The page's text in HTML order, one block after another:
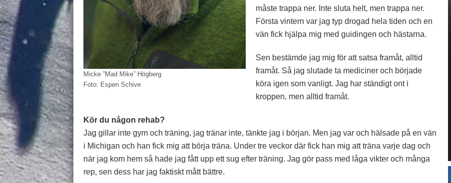
Micke ”Mad Mike” Högberg
Foto: Espen Schive
måste trappa ner. Inte sluta helt, men trappa ner.
Första vintern var jag typ drogad hela tiden och en
vän fick hjälpa mig med guidingen och hästarna.
Sen bestämde jag mig för att satsa framåt, alltid
framåt. Så jag slutade ta mediciner och började
köra igen som vanligt. Jag har ständigt ont i
kroppen, men alltid framåt.
Kör du någon rehab?
Jag gillar inte gym och träning, jag tränar inte, tänkte jag i början. Men jag var och hälsade på en vän
i Michigan och han fick mig att börja träna. Under tre veckor där fick han mig att träna varje dag och
när jag kom hem så hade jag fått upp ett sug efter träning. Jag gör pass med låga vikter och många
rep, sen dess har jag faktiskt mått bättre.